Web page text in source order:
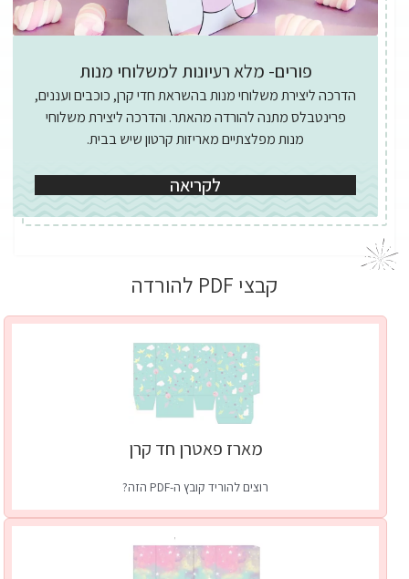
פורים- מלא רעיונות למשלוחי מנות
הדרכה ליצירת משלוחי מנות בהשראת חדי קרן, כוכבים ועננים,
פרינטבלס מתנה להורדה מהאתר. והדרכה ליצירת משלוחי
מנות מפלצתיים מאריזות קרטון שיש בבית.
לקריאה
קבצי PDF להורדה
מארז פאטרן חד קרן
רוצים להוריד קובץ ה-PDF הזה?
לקבלת גישה פתוחה לכלל קבצי ה-pdf בעמוד זה
כל מה שצריך לעשות זה להרשם לעדכוני ה-VIP שלי.
קחי אותי לשם| כבר חברים?כניסה